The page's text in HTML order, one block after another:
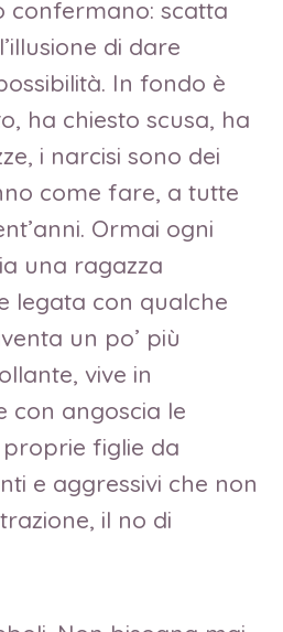
confermano: scatta
di dare
In fondo è
ha chiesto scusa, ha
i narcisi sono dei
come fare, a tutte
Ormai ogni
una ragazza
legata con qualche
un po’ più
vive in
con angoscia le
figlie da
e aggressivi che non
il no di